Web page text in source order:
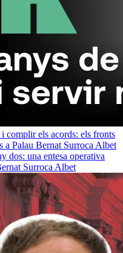
complir els acords: els fronts
a Palau Bernat Surroca Albet
dos: una entesa operativa
Surroca Albet